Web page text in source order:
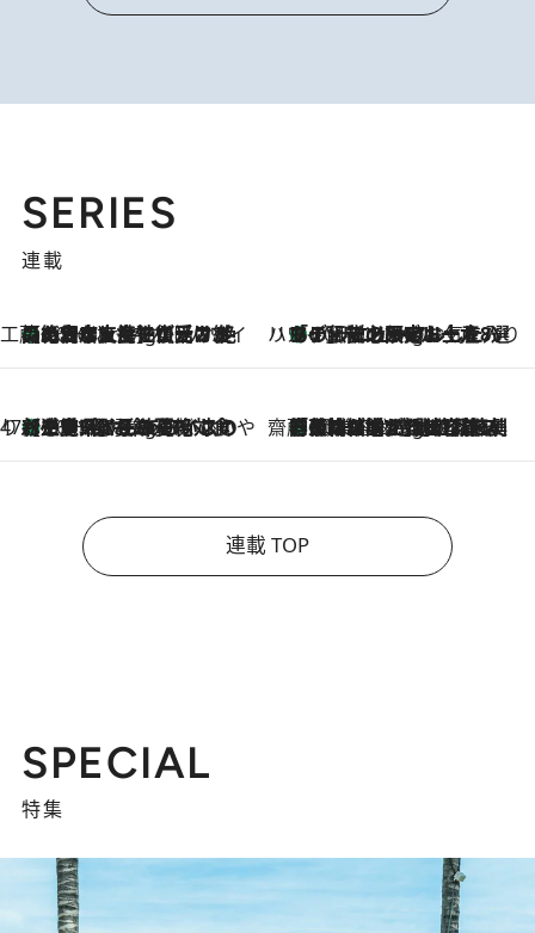
SERIES
連載
工藤まやのおもてなしハワイ
10 Hours Ago
【ハワイ土産】ローカルの絶大な支持で復活！ 絶品の幻クッキー《元ファンの日本人女性が受け継いだ名店》 ハワイ賢者 リサのお気に入りリスト10 Hours Ago
あの伝説の限定トートも！ リニューアルした「ディーン＆デルーカ ハワイ」で必須のお土産8選
47都道府県の手みやげ ひんやりスイーツで夏を満喫
10 Hours Ago
【三重県】この夏絶対食べたい 冷やしておいしいおやつ3選 お餅×アイスの新感覚スイーツ 齋藤 薫 美容脳ルネサンス
10 Hours Ago
「荷物が増えるほど旅ストレスは増す」美容ジャーナリストがたどり着いた最終結論。“化粧品を劇的に減らす”感動の凝縮美容とは
連載 TOP
SPECIAL
特集